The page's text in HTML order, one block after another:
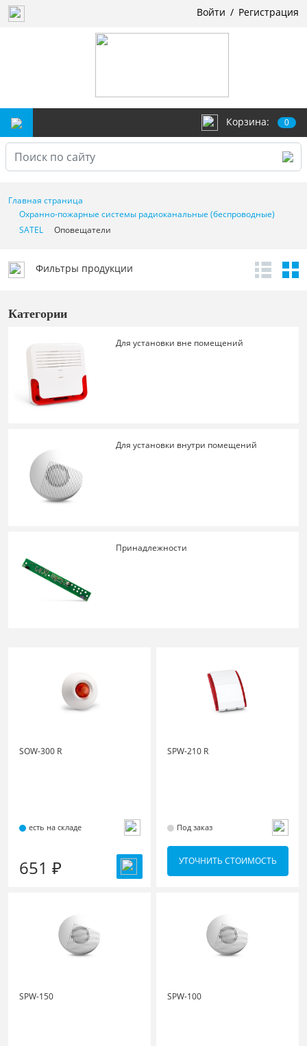
Войти / Регистрация
Корзина: 0
Главная страница
Охранно-пожарные системы радиоканальные (беспроводные)
SATEL
Оповещатели
Фильтры продукции
Категории
Для установки вне помещений
Для установки внутри помещений
Принадлежности
SOW-300 R
есть на складе
651 ₽
SPW-210 R
Под заказ
УТОЧНИТЬ СТОИМОСТЬ
SPW-150 SPW-100